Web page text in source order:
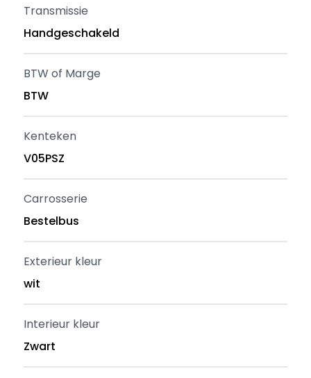
Transmissie
Handgeschakeld
BTW of Marge
BTW
Kenteken
V05PSZ
Carrosserie
Bestelbus
Exterieur kleur
wit
Interieur kleur
Zwart